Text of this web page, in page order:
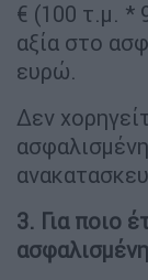
€ (100 τ.μ. *
αξία στο
ευρώ.
Δεν
3. Για ποιο